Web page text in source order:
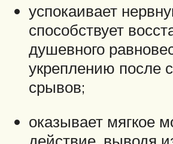
успокаивает
способствует
душевного
укреплению после
срывов;
оказывает мягкое
действие, выводя